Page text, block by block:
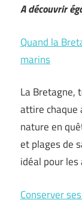
A découvrir
Quand la
marins
La Bretagne,
attire chaque
nature en
et plages de
idéal pour
Conserver